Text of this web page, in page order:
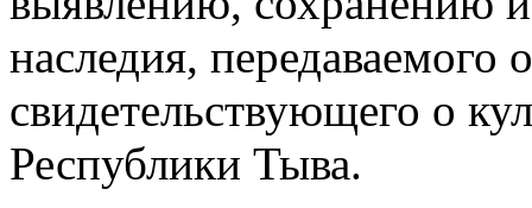
наследия,
свидетельствующего о
Республики Тыва.